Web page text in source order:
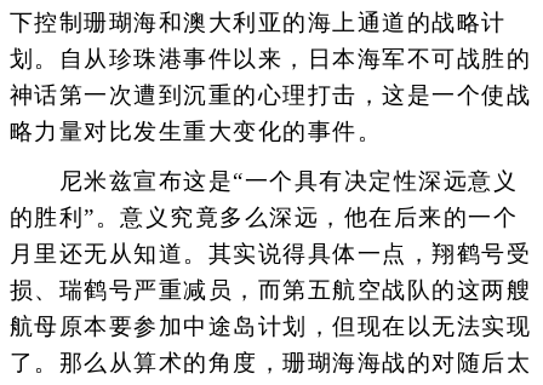
下控制珊瑚海和澳大利亚的海上通道的战略计
划。自从珍珠港事件以来，日本海军不可战胜的
神话第一次遭到沉重的心理打击，这是一个使战
略力量对比发生重大变化的事件。
尼米兹宣布这是“一个具有决定性深远意义
的胜利”。意义究竟多么深远，他在后来的一个
月里还无从知道。其实说得具体一点，翔鹤号受
损、瑞鹤号严重减员，而第五航空战队的这两艘
航母原本要参加中途岛计划，但现在以无法实现
了。那么从算术的角度，珊瑚海海战的对随后太